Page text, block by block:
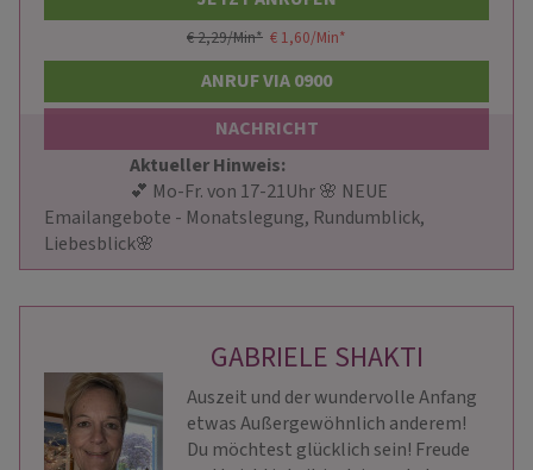
€ 2,29/Min* € 1,60/Min*
ANRUF VIA 0900
NACHRICHT
Aktueller Hinweis:
Emailangebote - Monatslegung, Rundumblick,
Liebesblick🌸
GABRIELE SHAKTI
Auszeit und der wundervolle Anfang
etwas Außergewöhnlich anderem!
Du möchtest glücklich sein! Freude